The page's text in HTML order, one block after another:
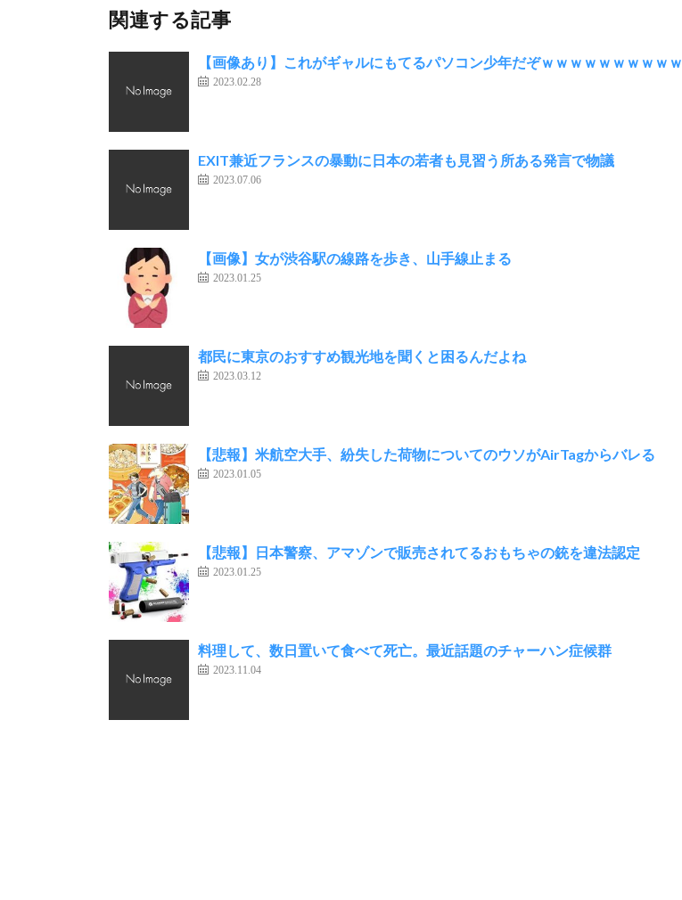
関連する記事
【画像あり】これがギャルにもてるパソコン少年だぞｗｗｗｗｗｗｗｗｗｗ
2023.02.28
EXIT兼近フランスの暴動に日本の若者も見習う所ある発言で物議
2023.07.06
【画像】女が渋谷駅の線路を歩き、山手線止まる
2023.01.25
都民に東京のおすすめ観光地を聞くと困るんだよね
2023.03.12
【悲報】米航空大手、紛失した荷物についてのウソがAirTagからバレる
2023.01.05
【悲報】日本警察、アマゾンで販売されてるおもちゃの銃を違法認定
2023.01.25
料理して、数日置いて食べて死亡。最近話題のチャーハン症候群
2023.11.04